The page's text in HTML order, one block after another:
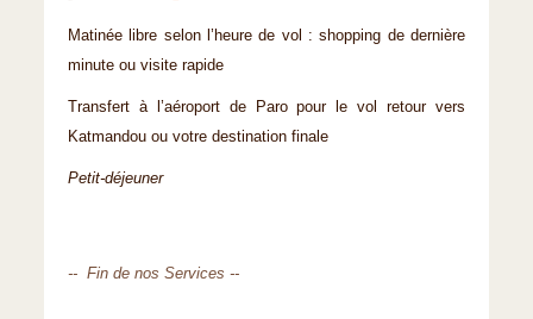
Matinée libre selon l’heure de vol : shopping de dernière
minute ou visite rapide
Transfert à l’aéroport de Paro pour le vol retour vers
Katmandou ou votre destination finale
Petit-déjeuner
-- Fin de nos Services --